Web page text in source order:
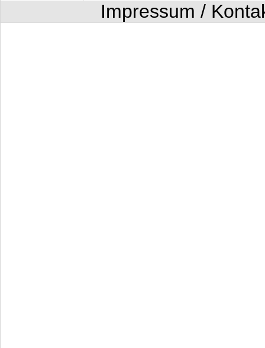
Impressum /